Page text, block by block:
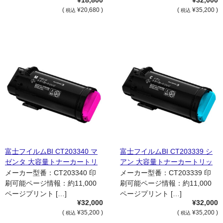
( 税込 ¥20,680 ) ( 税込 ¥35,200 )
富士フイルムBI CT203340 マ
ゼンタ 大容量トナーカートリ
ッジ 国内純正品
メーカー型番：CT203340 印
刷可能ページ情報：約11,000
ページプリント […]
¥32,000
( 税込 ¥35,200 )
富士フイルムBI CT203339 シ
アン 大容量トナーカートリッ
ジ 国内純正品
メーカー型番：CT203339 印
刷可能ページ情報：約11,000
ページプリント […]
¥32,000
( 税込 ¥35,200 )